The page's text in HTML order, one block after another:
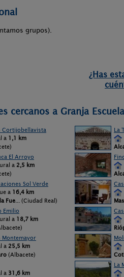
grupos).
¿Has
cercanos a Granja
Cortijobellavista
a 1,1 km
La
El Arroyo
a 2,5 km
Sol Verde
a 16,4 km
Fue... (Ciudad Real)
Emilio
a 18,7 km
Montemayor
a 25,5 km
(Albacete)
a 31,6 km
La